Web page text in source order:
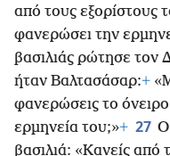
από τους εξορίστους
φανερώσει την
βασιλιάς ρώτησε τον
ήταν Βαλτασάσαρ:+
φανερώσεις το
ερμηνεία του;»+ 27 Ο
βασιλιά: «Κανείς